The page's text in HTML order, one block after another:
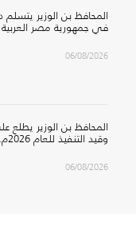
المحافظ بن الوزير
في جمهورية مصر العربية
06/08/2026
المحافظ بن الوزير يطلع
وقيد التنفيذ للعام 2026م.
06/08/2026